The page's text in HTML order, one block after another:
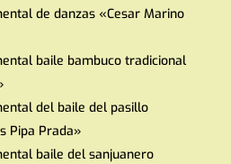
de danzas «Cesar Marino
baile bambuco tradicional
del baile del pasillo
Pipa Prada»
baile del sanjuanero